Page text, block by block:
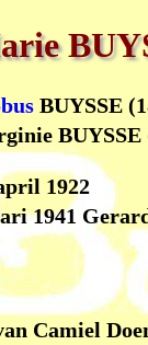
BUYSSE
BUYSSE
1922
1941
Camiel